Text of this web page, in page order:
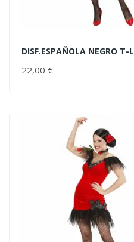
DISF.ESPAÑOLA NEGRO T-L
22,00 €AÑADIR AL CARRITO